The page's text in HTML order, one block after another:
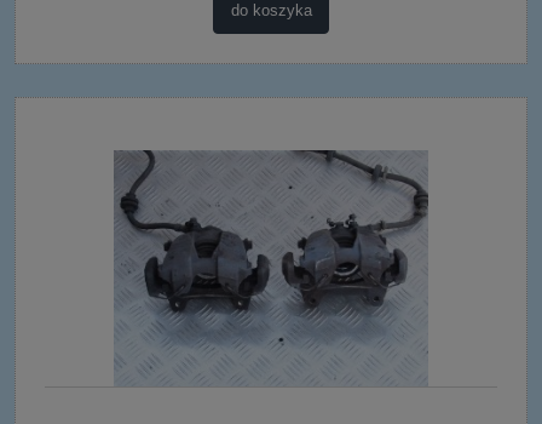
do koszyka